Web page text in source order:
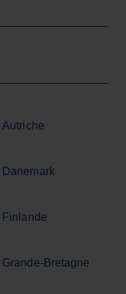
Autriche
Danemark
Finlande
Grande-Bretagne